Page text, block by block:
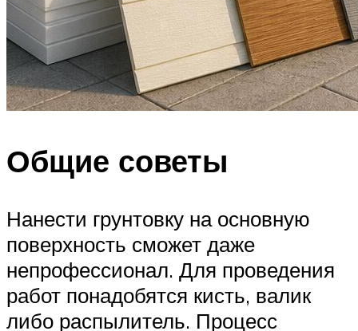
Общие советы
Нанести грунтовку на основную
поверхность сможет даже
непрофессионал. Для проведения
работ понадобятся кисть, валик
либо распылитель. Процесс